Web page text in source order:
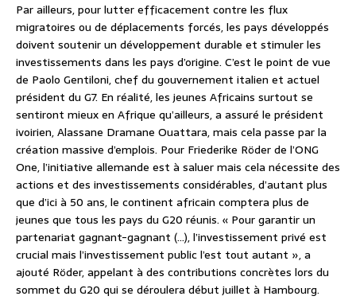
Par ailleurs, pour lutter efficacement contre les flux
migratoires ou de déplacements forcés, les pays développés
doivent soutenir un développement durable et stimuler les
investissements dans les pays d’origine. C’est le point de vue
de Paolo Gentiloni, chef du gouvernement italien et actuel
président du G7. En réalité, les jeunes Africains surtout se
sentiront mieux en Afrique qu’ailleurs, a assuré le président
ivoirien, Alassane Dramane Ouattara, mais cela passe par la
création massive d’emplois. Pour Friederike Röder de l’ONG
One, l’initiative allemande est à saluer mais cela nécessite des
actions et des investissements considérables, d’autant plus
que d’ici à 50 ans, le continent africain comptera plus de
jeunes que tous les pays du G20 réunis. « Pour garantir un
partenariat gagnant-gagnant (…), l’investissement privé est
crucial mais l’investissement public l’est tout autant », a
ajouté Röder, appelant à des contributions concrètes lors du
sommet du G20 qui se déroulera début juillet à Hambourg.